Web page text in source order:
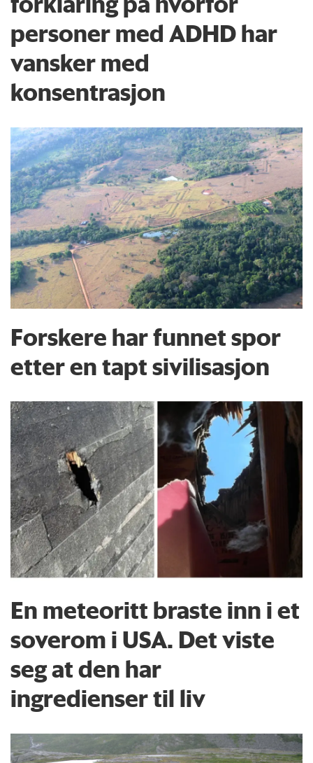
personer med ADHD har
vansker med
konsentrasjon
Forskere har funnet spor
etter en tapt sivilisasjon
En meteoritt braste inn i et
soverom i USA. Det viste
seg at den har
ingredienser til liv